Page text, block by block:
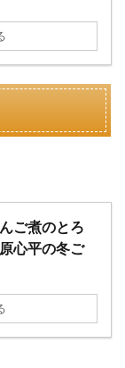
ご煮のとろ
心平の冬ご